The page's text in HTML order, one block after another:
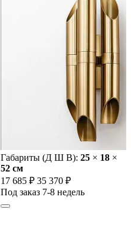
Габариты (Д Ш В): 25 × 18 ×
52 cм
17 685 ₽ 35 370 ₽
Под заказ 7-8 недель